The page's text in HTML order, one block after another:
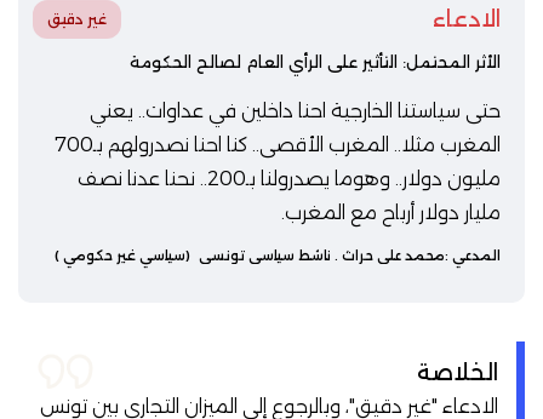
الادعاء غير دقيق
الأثر المحتمل: التأثير على الرأي العام لصالح الحكومة
حتى سياستنا الخارجية احنا داخلين في عداوات.. يعني
المغرب مثلا.. المغرب الأقصى.. كنا احنا نصدرولهم بـ700
مليون دولار.. وهوما يصدرولنا بـ200.. نحنا عدنا نصف
مليار دولار أرباح مع المغرب.
المدعي :محمد علي حراث . ناشط سياسي تونسي (سياسي غير حكومي )
الخلاصة
الادعاء "غير دقيق"، وبالرجوع إلى الميزان التجاري بين تونس